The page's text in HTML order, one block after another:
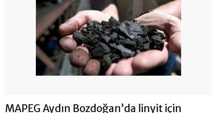
MAPEG Aydın Bozdoğan’da linyit için